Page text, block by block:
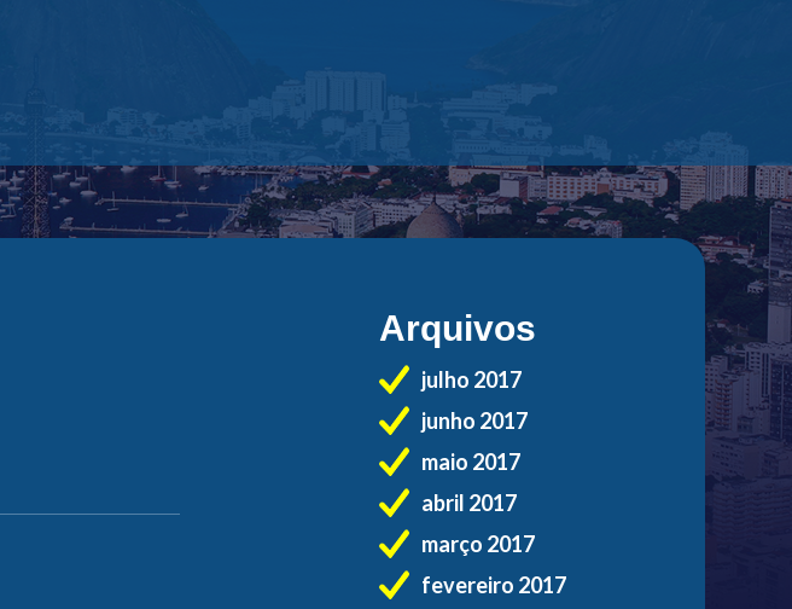
Arquivos
julho 2017
junho 2017
maio 2017
abril 2017
março 2017
fevereiro 2017